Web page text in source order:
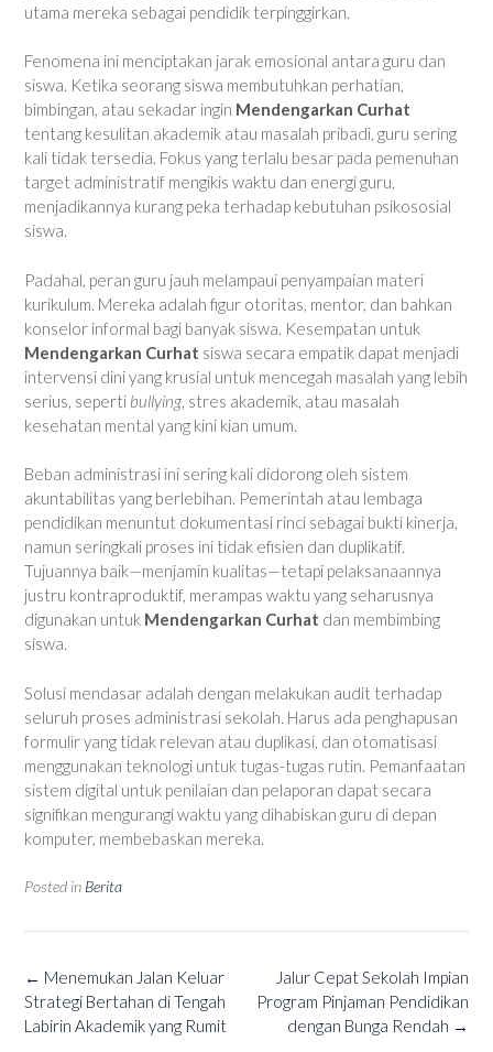
utama mereka sebagai pendidik terpinggirkan.
Fenomena ini menciptakan jarak emosional antara guru dan
siswa. Ketika seorang siswa membutuhkan perhatian,
bimbingan, atau sekadar ingin Mendengarkan Curhat
tentang kesulitan akademik atau masalah pribadi, guru sering
kali tidak tersedia. Fokus yang terlalu besar pada pemenuhan
target administratif mengikis waktu dan energi guru,
menjadikannya kurang peka terhadap kebutuhan psikososial
siswa.
Padahal, peran guru jauh melampaui penyampaian materi
kurikulum. Mereka adalah figur otoritas, mentor, dan bahkan
konselor informal bagi banyak siswa. Kesempatan untuk
Mendengarkan Curhat siswa secara empatik dapat menjadi
intervensi dini yang krusial untuk mencegah masalah yang lebih
serius, seperti bullying, stres akademik, atau masalah
kesehatan mental yang kini kian umum.
Beban administrasi ini sering kali didorong oleh sistem
akuntabilitas yang berlebihan. Pemerintah atau lembaga
pendidikan menuntut dokumentasi rinci sebagai bukti kinerja,
namun seringkali proses ini tidak efisien dan duplikatif.
Tujuannya baik—menjamin kualitas—tetapi pelaksanaannya
justru kontraproduktif, merampas waktu yang seharusnya
digunakan untuk Mendengarkan Curhat dan membimbing
siswa.
Solusi mendasar adalah dengan melakukan audit terhadap
seluruh proses administrasi sekolah. Harus ada penghapusan
formulir yang tidak relevan atau duplikasi, dan otomatisasi
menggunakan teknologi untuk tugas-tugas rutin. Pemanfaatan
sistem digital untuk penilaian dan pelaporan dapat secara
signifikan mengurangi waktu yang dihabiskan guru di depan
komputer, membebaskan mereka.
Posted in Berita
Post
navigation
Jalur Cepat Sekolah Impian
Program Pinjaman Pendidikan
dengan Bunga Rendah →
← Menemukan Jalan Keluar
Strategi Bertahan di Tengah
Labirin Akademik yang Rumit